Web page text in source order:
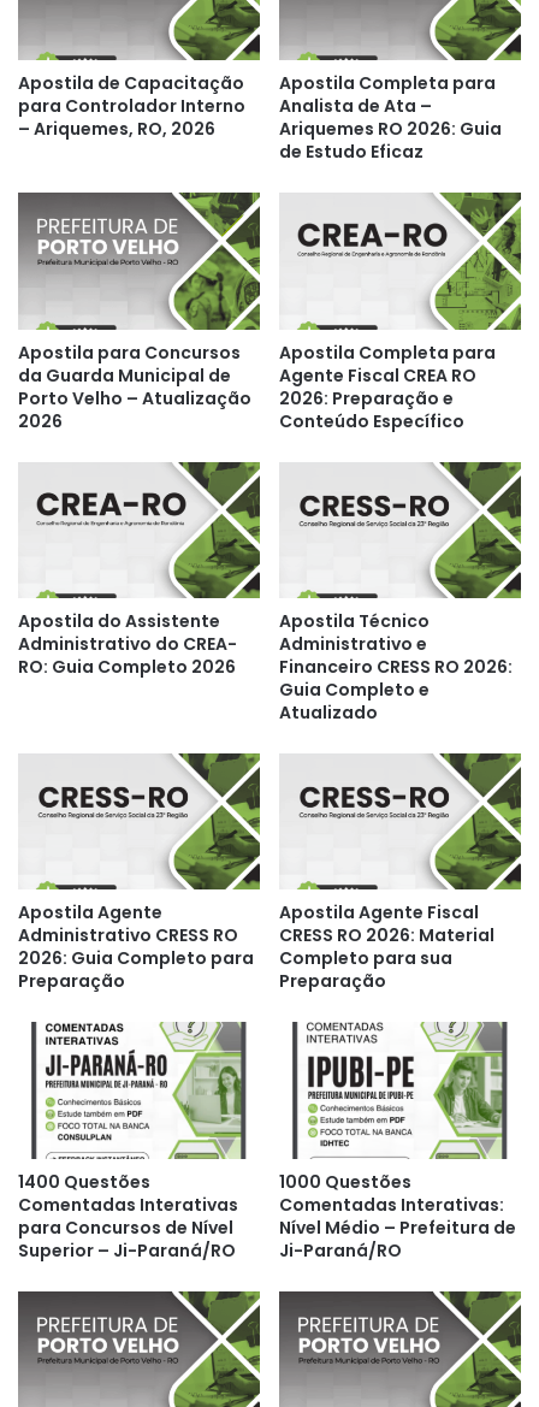
Apostila de Capacitação
para Controlador Interno
– Ariquemes, RO, 2026
Apostila Completa para
Analista de Ata –
Ariquemes RO 2026: Guia
de Estudo Eficaz
Apostila para Concursos
da Guarda Municipal de
Porto Velho – Atualização
2026
Apostila Completa para
Agente Fiscal CREA RO
2026: Preparação e
Conteúdo Específico
Apostila do Assistente
Administrativo do CREA-
RO: Guia Completo 2026
Apostila Técnico
Administrativo e
Financeiro CRESS RO 2026:
Guia Completo e
Atualizado
Apostila Agente
Administrativo CRESS RO
2026: Guia Completo para
Preparação
Apostila Agente Fiscal
CRESS RO 2026: Material
Completo para sua
Preparação
1400 Questões
Comentadas Interativas
para Concursos de Nível
Superior – Ji-Paraná/RO
1000 Questões
Comentadas Interativas:
Nível Médio – Prefeitura de
Ji-Paraná/RO